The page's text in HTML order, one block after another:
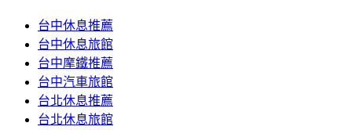
台中休息推薦
台中休息旅館
台中摩鐵推薦
台中汽車旅館
台北休息推薦
台北休息旅館